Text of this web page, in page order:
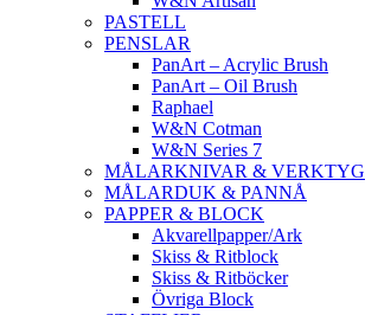
PASTELL
PENSLAR
PanArt – Acrylic Brush
PanArt – Oil Brush
Raphael
W&N Cotman
W&N Series 7
MÅLARKNIVAR & VERKTYG
MÅLARDUK & PANNÅ
PAPPER & BLOCK
Akvarellpapper/Ark
Skiss & Ritblock
Skiss & Ritböcker
Övriga Block